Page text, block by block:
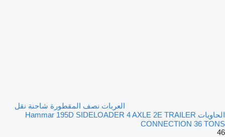
العربات نصف المقطورة شاحنة نقل
الحاويات Hammar 195D SIDELOADER 4 AXLE 2E TRAILER
CONNECTION 36 TONS
46